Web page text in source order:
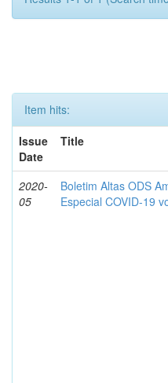
Item hits:
Issue
Date
Title
2020-
05
Boletim Altas ODS
Especial COVID-19